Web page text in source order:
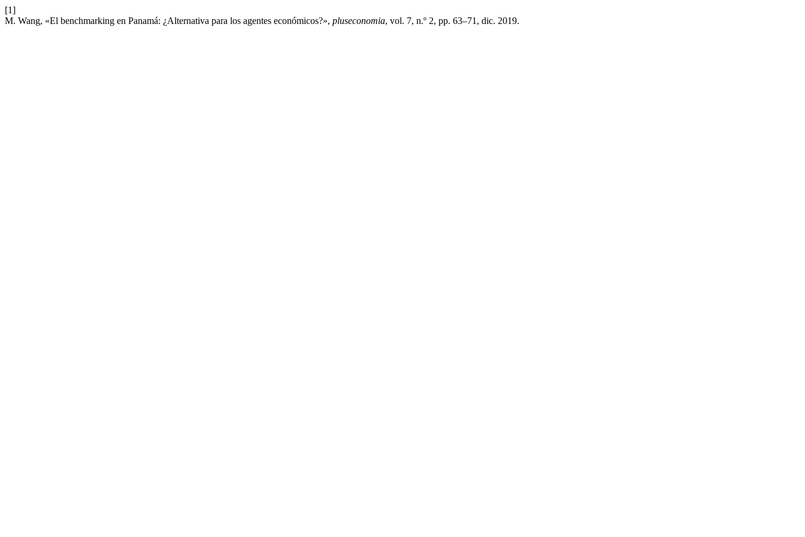
[1]
M. Wang, «El benchmarking en Panamá: ¿Alternativa para los agentes económicos?», pluseconomia, vol. 7, n.º 2, pp. 63–71, dic. 2019.